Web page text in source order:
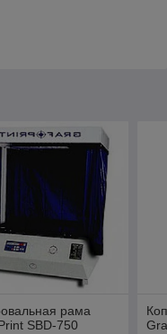
рама
SBD-750